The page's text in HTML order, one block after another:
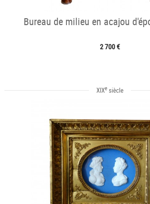
Bureau de milieu en acajou
2 700 €
XIXe siècle